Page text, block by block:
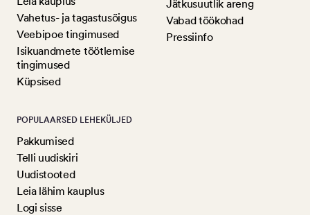
Vahetus- ja tagastusõigus
Veebipoe tingimused
Isikuandmete töötlemise
tingimused
Küpsised
Jätkusuutlik areng
Vabad töökohad
Pressiinfo
POPULAARSED LEHEKÜLJED
Pakkumised
Telli uudiskiri
Uudistooted
Leia lähim kauplus
Logi sisse